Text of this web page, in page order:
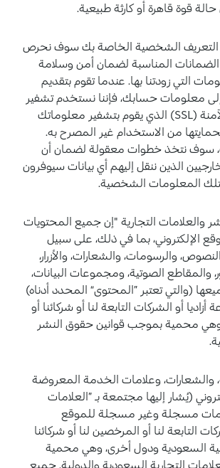
قوة قاهرة أو كارثة طبيعية.
الشخصية الخاصة بك سوف نحرص
المناسبة لضمان أمن وسلامة
التي زودتنا بها. عندما تقوم بتقديم
معلومات حسابك، فإننا نستخدم تشفير
طبقة المقابس الآمنة (SSL) الذي يقوم بتشفير معلوماتك
من الاستخدام غير المصرح به.
سوف نتخذ خطوات معقولة لضمان أن
الذين ننقل إليهم أي بيانات سيوفرون
المعلومات الشخصية.
والعلامات التجارية "إن جميع المحتويات
الإلكتروني، بما في ذلك، على سبيل
والرسومات، والشعارات، والأزرار،
والمقاطع الصوتية، ومجموعات البيانات،
(والتي تعتبر ”المحتوى“ المحدد أدناه)
أو الشركات التابعة لنا أو شركائنا أو
محمية بموجب قوانين حقوق النشر
والشعارات، وعلامات الخدمة المعروضة
(يُشار إليها مجتمعة بـ ”العلامات
مسجلة وغير مسجلة للموقع
التابعة لنا أو المرخصين لنا أو شركائنا
السعودية ودول أخرى، وهي محمية
التجارية السعودية والدولية. جميع